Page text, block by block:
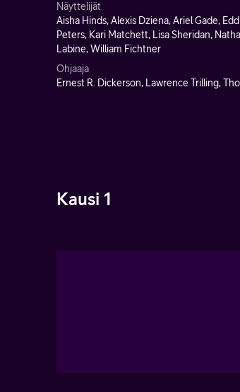
Näyttelijät
Aisha Hinds, Alexis Dziena, Ariel Gade,
Peters, Kari Matchett, Lisa Sheridan,
Labine, William Fichtner
Ohjaaja
Ernest R. Dickerson, Lawrence Trilling,
Kausi 1